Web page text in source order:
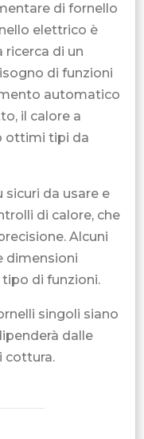
di fornello
elettrico è
ricerca di un
di funzioni
automatico
il calore a
ottimi tipi da
sicuri da usare e
di calore, che
Alcuni
dimensioni
di funzioni.
singoli siano
dalle
cottura.